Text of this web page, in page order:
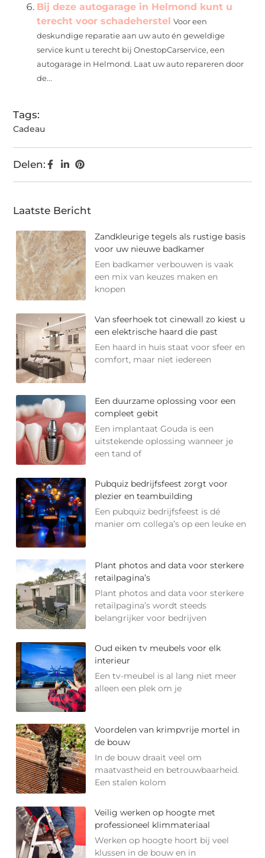
Bij deze autogarage in Helmond kunt u
terecht voor schadeherstel Voor een
deskundige reparatie aan uw auto én geweldige
service kunt u terecht bij OnestopCarservice, een
autogarage in Helmond. Laat uw auto repareren door
de...
Tags:
Cadeau
Delen:
Laatste Bericht
Zandkleurige tegels als rustige basis
voor uw nieuwe badkamer
Een badkamer verbouwen is vaak
een mix van keuzes maken en
knopen
Van sfeerhoek tot cinewall zo kiest u
een elektrische haard die past
Een haard in huis staat voor sfeer en
comfort, maar niet iedereen
Een duurzame oplossing voor een
compleet gebit
Een implantaat Gouda is een
uitstekende oplossing wanneer je
een tand of
Pubquiz bedrijfsfeest zorgt voor
plezier en teambuilding
Een pubquiz bedrijfsfeest is dé
manier om collega’s op een leuke en
Plant photos and data voor sterkere
retailpagina’s
Plant photos and data voor sterkere
retailpagina’s wordt steeds
belangrijker voor bedrijven
Oud eiken tv meubels voor elk
interieur
Een tv-meubel is al lang niet meer
alleen een plek om je
Voordelen van krimpvrije mortel in
de bouw
In de bouw draait veel om
maatvastheid en betrouwbaarheid.
Een stalen kolom
Veilig werken op hoogte met
professioneel klimmateriaal
Werken op hoogte hoort bij veel
klussen in de bouw en in